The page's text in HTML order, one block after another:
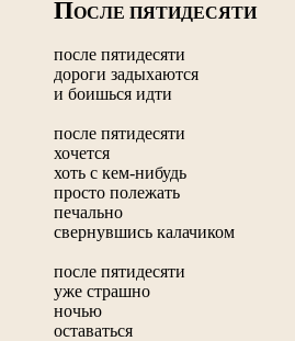
ПОСЛЕ ПЯТИДЕСЯТИ
после пятидесяти
дороги задыхаются
и боишься идти
после пятидесяти
хочется
хоть с кем-нибудь
просто полежать
печально
свернувшись калачиком
после пятидесяти
уже страшно
ночью
оставаться